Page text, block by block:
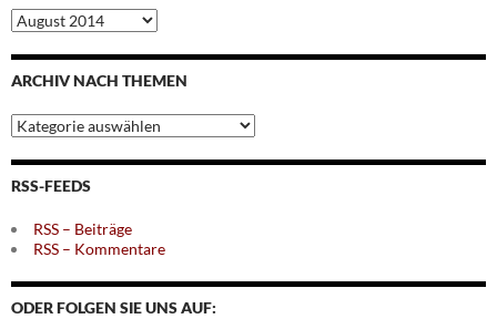
Archiv
nach
Monaten
ARCHIV NACH THEMEN
Archiv
nach
Themen
RSS-FEEDS
RSS – Beiträge
RSS – Kommentare
ODER FOLGEN SIE UNS AUF: